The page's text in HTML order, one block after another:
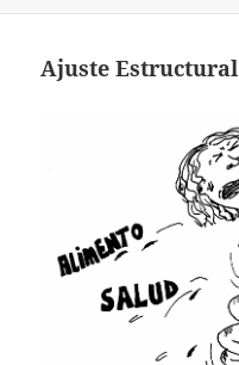
Ajuste Estructural